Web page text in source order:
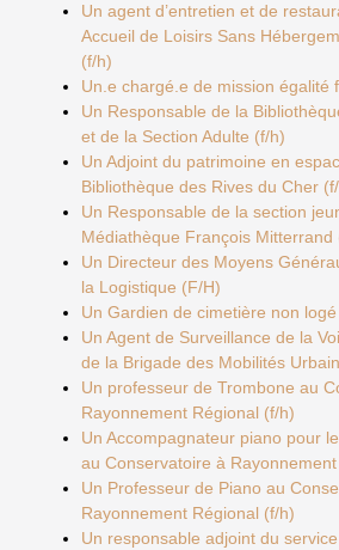
Un agent d’entretien et de
Accueil de Loisirs Sans
(f/h)
Un.e chargé.e de mission égalité
Un Responsable de la
et de la Section Adulte (f/h)
Un Adjoint du patrimoine en
Bibliothèque des Rives du Cher
Un Responsable de la section
Médiathèque François Mitterrand
Un Directeur des Moyens
la Logistique (F/H)
Un Gardien de cimetière non
Un Agent de Surveillance de la
de la Brigade des Mobilités
Un professeur de Trombone au
Rayonnement Régional (f/h)
Un Accompagnateur piano pour
au Conservatoire à
Un Professeur de Piano au
Rayonnement Régional (f/h)
Un responsable adjoint du